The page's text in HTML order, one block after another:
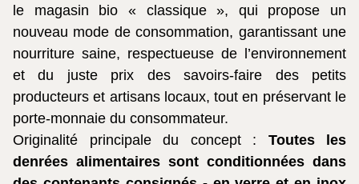
le magasin bio « classique », qui propose un
nouveau mode de consommation, garantissant une
nourriture saine, respectueuse de l’environnement
et du juste prix des savoirs-faire des petits
producteurs et artisans locaux, tout en préservant le
porte-monnaie du consommateur.
Originalité principale du concept : Toutes les
denrées alimentaires sont conditionnées dans